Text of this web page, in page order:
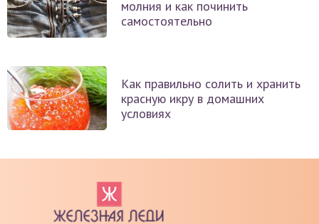
молния и как починить
самостоятельно
Как правильно солить и хранить
красную икру в домашних
условиях